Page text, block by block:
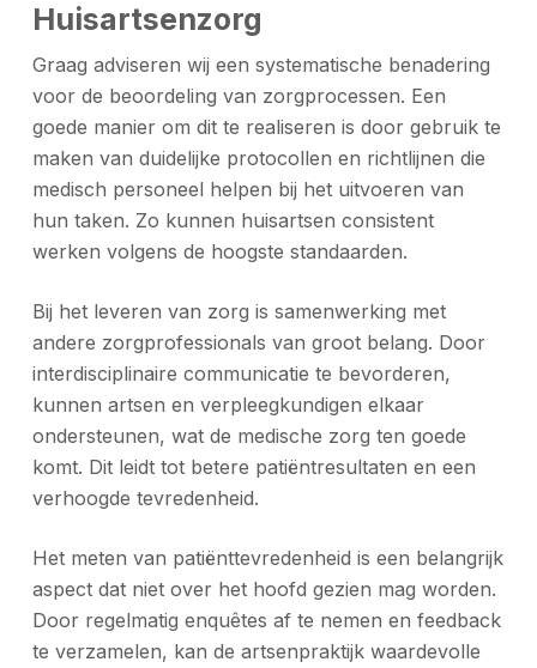
Huisartsenzorg
Graag adviseren wij een systematische benadering
voor de beoordeling van zorgprocessen. Een
goede manier om dit te realiseren is door gebruik te
maken van duidelijke protocollen en richtlijnen die
medisch personeel helpen bij het uitvoeren van
hun taken. Zo kunnen huisartsen consistent
werken volgens de hoogste standaarden.
Bij het leveren van zorg is samenwerking met
andere zorgprofessionals van groot belang. Door
interdisciplinaire communicatie te bevorderen,
kunnen artsen en verpleegkundigen elkaar
ondersteunen, wat de medische zorg ten goede
komt. Dit leidt tot betere patiëntresultaten en een
verhoogde tevredenheid.
Het meten van patiënttevredenheid is een belangrijk
aspect dat niet over het hoofd gezien mag worden.
Door regelmatig enquêtes af te nemen en feedback
te verzamelen, kan de artsenpraktijk waardevolle